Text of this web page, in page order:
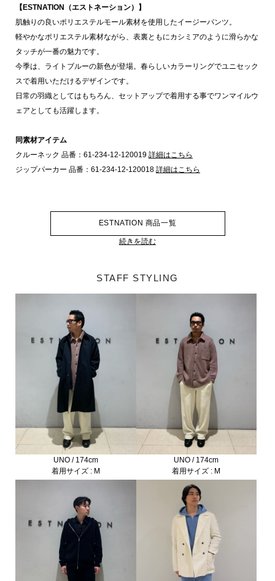
【ESTNATION（エストネーション）】
肌触りの良いポリエステルモール素材を使用したイージーパンツ。
軽やかなポリエステル素材ながら、表裏ともにカシミアのように滑らかな
タッチが一番の魅力です。
今季は、ライトブルーの新色が登場。春らしいカラーリングでユニセック
スで着用いただけるデザインです。
日常の羽織としてはもちろん、セットアップで着用する事でワンマイルウ
ェアとしても活躍します。
同素材アイテム
クルーネック 品番：61-234-12-120019 詳細はこちら
ジップパーカー 品番：61-234-12-120018 詳細はこちら
ESTNATION 商品一覧
続きを読む
STAFF STYLING
UNO / 174cm
着用サイズ : M
UNO / 174cm
着用サイズ : M